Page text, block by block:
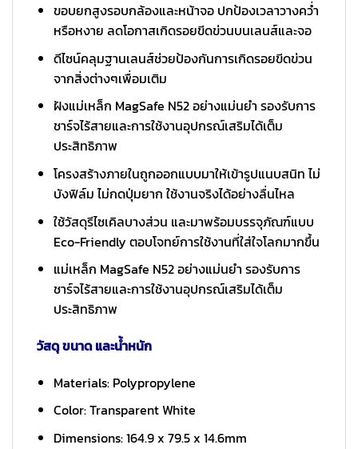
ขอบยกสูงรอบกล้องและหน้าจอ ปกป้องเวลาวางคว่ำ
หรือหงาย ลดโอกาสเกิดรอยขีดข่วนบนเลนส์และจอ
ดีไซน์คลุมฐานเลนส์ช่วยป้องกันการเกิดรอยขีดข่วน
จากสิ่งต่างๆเพื่อมเติม
ฝังแม่เหล็ก MagSafe N52 อย่างแม่นยำ รองรับการ
ชาร์จไร้สายและการใช้งานอุปกรณ์เสริมได้เต็ม
ประสิทธิภาพ
โครงสร้างภายในถูกออกแบบมาให้เข้ารูปแนบสนิท ไม่
บังฟิล์ม ไม่กดปุ่มยาก ใช้งานจริงได้อย่างลื่นไหล
ใช้วัสดุรีไซเคิลบางส่วน และมาพร้อมบรรจุภัณฑ์แบบ
Eco-Friendly ตอบโจทย์การใช้งานที่ใส่ใจโลกมากขึ้น
แม่เหล็ก MagSafe N52 อย่างแม่นยำ รองรับการ
ชาร์จไร้สายและการใช้งานอุปกรณ์เสริมได้เต็ม
ประสิทธิภาพ
วัสดุ ขนาด และน้ำหนัก
Materials: Polypropylene
Color: Transparent White
Dimensions: 164.9 x 79.5 x 14.6mm